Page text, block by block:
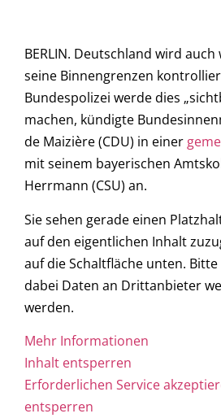
BERLIN. Deutschland wird
seine Binnengrenzen
Bundespolizei werde dies
machen, kündigte
de Maizière (CDU) in einer
mit seinem bayerischen
Herrmann (CSU) an.
Sie sehen gerade einen
auf den eigentlichen Inhalt
auf die Schaltfläche unten. Bitte
dabei Daten an Drittanbieter
werden.
Mehr Informationen
Inhalt entsperren
Erforderlichen Service
entsperren